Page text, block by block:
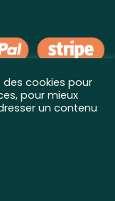
des cookies pour
pour mieux
un contenu